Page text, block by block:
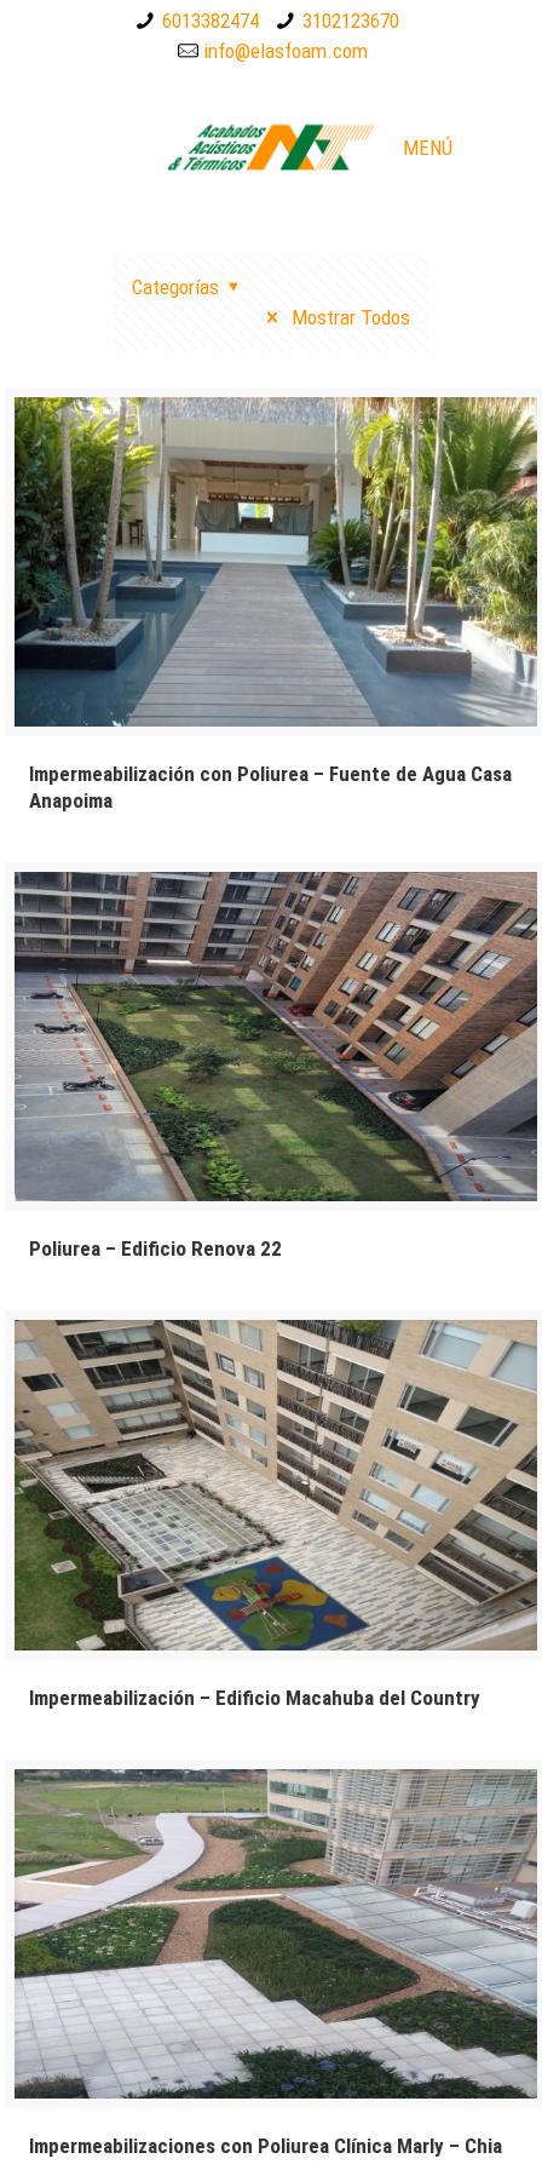
6013382474
3102123670
info@elasfoam.com
MENÚ
Categorías
Mostrar Todos
Impermeabilización con Poliurea – Fuente de Agua Casa
Anapoima
Poliurea – Edificio Renova 22
Impermeabilización – Edificio Macahuba del Country
Impermeabilizaciones con Poliurea Clínica Marly – Chia